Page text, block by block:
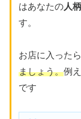
はあなたの人柄
す。
お店に入った
ましょう。例
です